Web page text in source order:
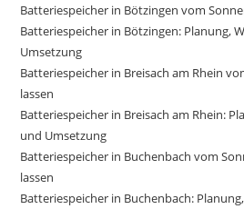
Batteriespeicher in Bötzingen vom
Batteriespeicher in Bötzingen: Planung,
Umsetzung
Batteriespeicher in Breisach am Rhein
lassen
Batteriespeicher in Breisach am Rhein:
und Umsetzung
Batteriespeicher in Buchenbach vom
lassen
Batteriespeicher in Buchenbach: